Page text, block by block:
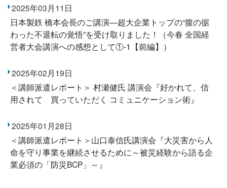
2025年03月11日
日本製鉄 橋本会長のご講演―超大企業トップの“腹の据
わった不退転の覚悟”を受け取りました！（今春 全国経
営者大会講演への感想として①-1【前編】）
2025年02月19日
＜講師派遣レポート＞ 村瀬健氏 講演会『好かれて、信
用されて 買っていただく コミュニケーション術』
2025年01月28日
＜講師派遣レポート＞山口泰信氏講演会『大災害から人
命を守り事業を継続させるために～被災経験から語る企
業必須の「防災BCP」～』